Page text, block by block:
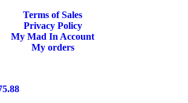
Terms of Sales
Privacy Policy
My Mad In Account
My orders